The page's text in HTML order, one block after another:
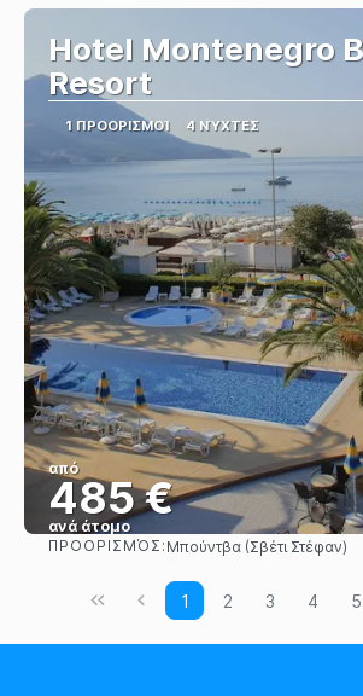
Hotel Montenegro
Resort
1 ΠΡΟΟΡΙΣΜΟΊ 4 ΝΎΧΤΕΣ
από
485 €
ανά άτομο
Βλέπω
ΠΡΟΟΡΙΣΜΌΣ: Μπούντβα (Σβέτι Στέφαν)
1 2 3 4 5